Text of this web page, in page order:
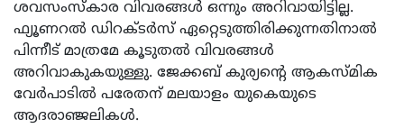
ശവസംസ്‌കാര വിവരങ്ങൾ ഒന്നും അറിവായിട്ടില്ല.
ഫ്യൂണറൽ ഡിറക്ടർസ് ഏറ്റെടുത്തിരിക്കുന്നതിനാൽ
പിന്നീട് മാത്രമേ കൂടുതൽ വിവരങ്ങൾ
അറിവാകുകയുള്ളു. ജേക്കബ് കുര്യന്റെ ആകസ്മിക
വേർപാടിൽ പരേതന് മലയാളം യുകെയുടെ
ആദരാഞ്ജലികൾ.